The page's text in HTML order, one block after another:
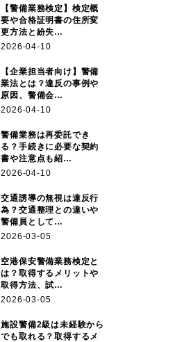
【警備業務検定】検定概
要や合格証明書の住所変
更方法と紛失…
2026-04-10
【企業担当者向け】警備
業法とは？違反の事例や
原因、警備会…
2026-04-10
警備業務は再委託でき
る？手続きに必要な契約
書や注意点も紹…
2026-04-10
交通誘導の無視は違反行
為？交通整理との違いや
警備員として…
2026-03-05
空港保安警備業務検定と
は？取得するメリットや
取得方法、試…
2026-03-05
施設警備2級は未経験から
でも取れる？取得するメ